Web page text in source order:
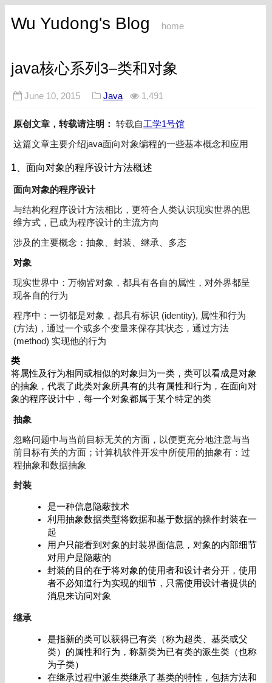
Wu Yudong's Blog home
java核心系列3–类和对象
June 10, 2015 Java 1,491
原创文章，转载请注明： 转载自工学1号馆
这篇文章主要介绍java面向对象编程的一些基本概念和应用
1、面向对象的程序设计方法概述
面向对象的程序设计
与结构化程序设计方法相比，更符合人类认识现实世界的思
维方式，已成为程序设计的主流方向
涉及的主要概念：抽象、封装、继承、多态
对象
现实世界中：万物皆对象，都具有各自的属性，对外界都呈
现各自的行为
程序中：一切都是对象，都具有标识 (identity), 属性和行为
(方法)，通过一个或多个变量来保存其状态，通过方法
(method) 实现他的行为
类
将属性及行为相同或相似的对象归为一类，类可以看成是对象
的抽象，代表了此类对象所具有的共有属性和行为，在面向对
象的程序设计中，每一个对象都属于某个特定的类
抽象
忽略问题中与当前目标无关的方面，以便更充分地注意与当
前目标有关的方面；计算机软件开发中所使用的抽象有：过
程抽象和数据抽象
封装
是一种信息隐蔽技术
利用抽象数据类型将数据和基于数据的操作封装在一
起
用户只能看到对象的封装界面信息，对象的内部细节
对用户是隐蔽的
封装的目的在于将对象的使用者和设计者分开，使用
者不必知道行为实现的细节，只需使用设计者提供的
消息来访问对象
继承
是指新的类可以获得已有类（称为超类、基类或父
类）的属性和行为，称新类为已有类的派生类（也称
为子类）
在继承过程中派生类继承了基类的特性，包括方法和